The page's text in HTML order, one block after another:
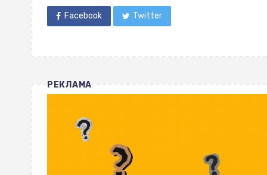
Facebook Twitter
РЕКЛАМА